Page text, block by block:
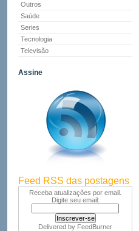
Outros
Saúde
Series
Tecnologia
Televisão
Assine
Feed RSS das postagens
Receba atualizações por email.
Digite seu email:
Delivered by FeedBurner